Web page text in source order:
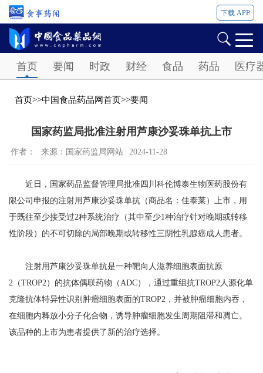
下载 APP
首页 要闻 时政 财经 食品 药品 医疗
首页>>中国食品药品网首页>>要闻
国家药监局批准注射用芦康沙妥珠单抗上市
作者： 来源：国家药监局网站 2024-11-28
近日，国家药品监督管理局批准四川科伦博泰生物医药股份有
限公司申报的注射用芦康沙妥珠单抗（商品名：佳泰莱）上市，用
于既往至少接受过2种系统治疗（其中至少1种治疗针对晚期或转移
性阶段）的不可切除的局部晚期或转移性三阴性乳腺癌成人患者。
注射用芦康沙妥珠单抗是一种靶向人滋养细胞表面抗原
2（TROP2）的抗体偶联药物（ADC），通过重组抗TROP2人源化单
克隆抗体特异性识别肿瘤细胞表面的TROP2，并被肿瘤细胞内吞，
在细胞内释放小分子化合物，诱导肿瘤细胞发生周期阻滞和凋亡。
该品种的上市为患者提供了新的治疗选择。